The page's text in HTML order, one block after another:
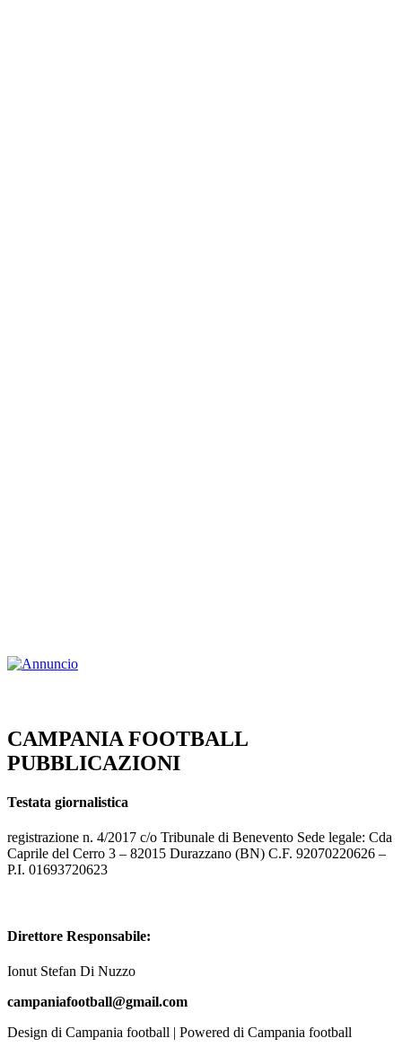
CAMPANIA FOOTBALL
PUBBLICAZIONI
Testata giornalistica
registrazione n. 4/2017 c/o Tribunale di Benevento Sede legale: Cda
Caprile del Cerro 3 – 82015 Durazzano (BN) C.F. 92070220626 –
P.I. 01693720623
Direttore Responsabile:
Ionut Stefan Di Nuzzo
campaniafootball@gmail.com
Design di Campania football | Powered di Campania football